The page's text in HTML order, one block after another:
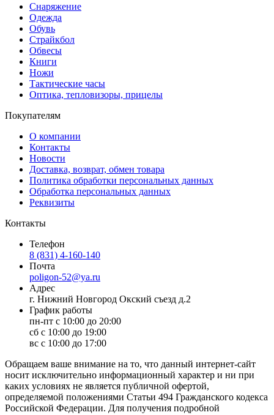
Снаряжение
Одежда
Обувь
Страйкбол
Обвесы
Книги
Ножи
Тактические часы
Оптика, тепловизоры, прицелы
Покупателям
О компании
Контакты
Новости
Доставка, возврат, обмен товара
Политика обработки персональных данных
Обработка персональных данных
Реквизиты
Контакты
Телефон
8 (831) 4-160-140
Почта
poligon-52@ya.ru
Адрес
г. Нижний Новгород Окский съезд д.2
График работы
пн-пт с 10:00 до 20:00
сб с 10:00 до 19:00
вс с 10:00 до 17:00
Обращаем ваше внимание на то, что данный интернет-сайт
носит исключительно информационный характер и ни при
каких условиях не является публичной офертой,
определяемой положениями Статьи 494 Гражданского кодекса
Российской Федерации. Для получения подробной